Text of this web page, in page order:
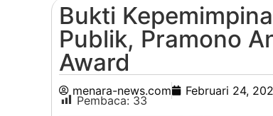
Bukti
Publik, Pramono
Award
menara-news.com Februari 24,
Pembaca: 33